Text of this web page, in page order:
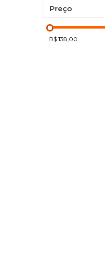
Preço
R$ 138,00